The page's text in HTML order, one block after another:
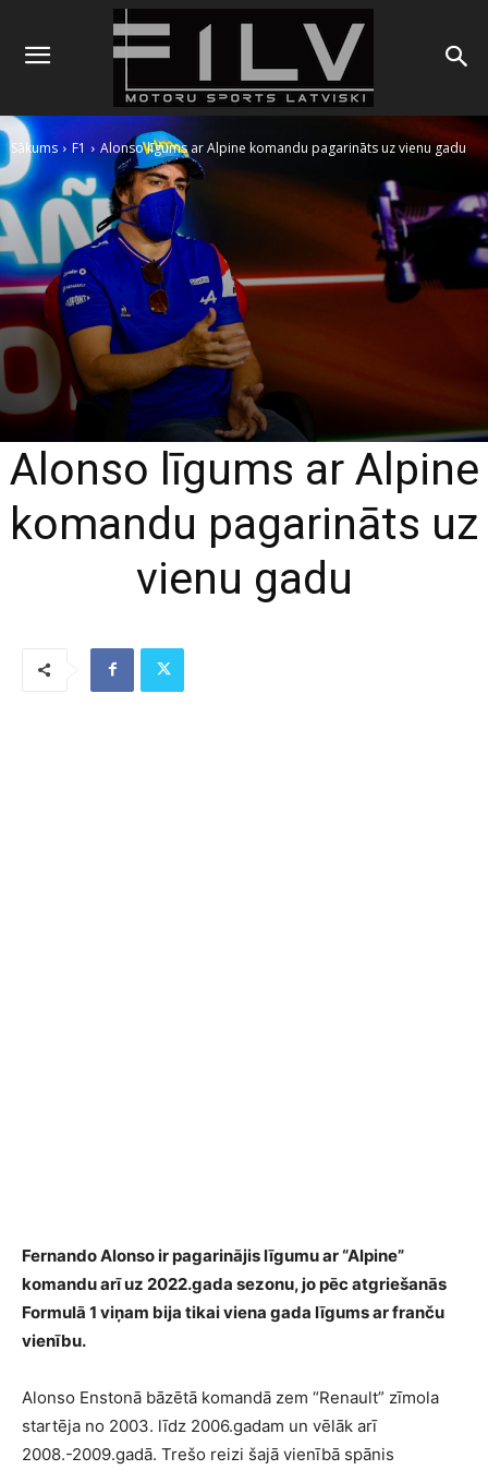
Sākums F1 Alonso līgums ar Alpine komandu pagarināts uz vienu gadu
Alonso līgums ar Alpine
komandu pagarināts uz
vienu gadu
Fernando Alonso ir pagarinājis līgumu ar “Alpine”
komandu arī uz 2022.gada sezonu, jo pēc atgriešanās
Formulā 1 viņam bija tikai viena gada līgums ar franču
vienību.
Alonso Enstonā bāzētā komandā zem “Renault” zīmola
startēja no 2003. līdz 2006.gadam un vēlāk arī
2008.-2009.gadā. Trešo reizi šajā vienībā spānis